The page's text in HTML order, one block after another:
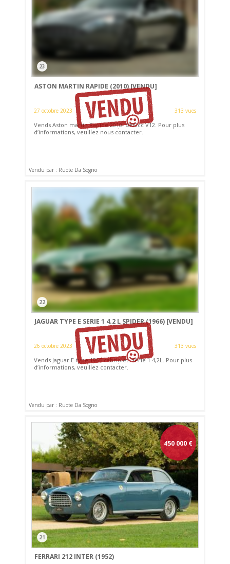
23
ASTON MARTIN RAPIDE (2010)[VENDU]
27 octobre 2023 313 vues
Vends Aston martin Rapide 2010. 6000cc V12. Pour plus
d’informations, veuillez nous contacter.
Vendu par : Ruote Da Sogno
22
JAGUAR TYPE E SERIE 1 4.2 L SPIDER (1966) [VENDU]
26 octobre 2023 313 vues
Vends Jaguar E-type 1966 cabriolet. Série 1 4,2L. Pour plus
d’informations, veuillez contacter.
Vendu par : Ruote Da Sogno
450 000€
21
FERRARI 212 INTER (1952)